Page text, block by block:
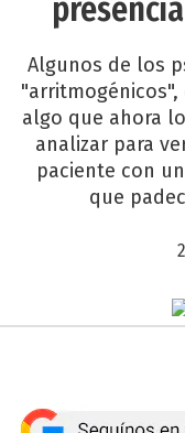
Algunos de los
algo que ahora
analizar para
paciente con
que